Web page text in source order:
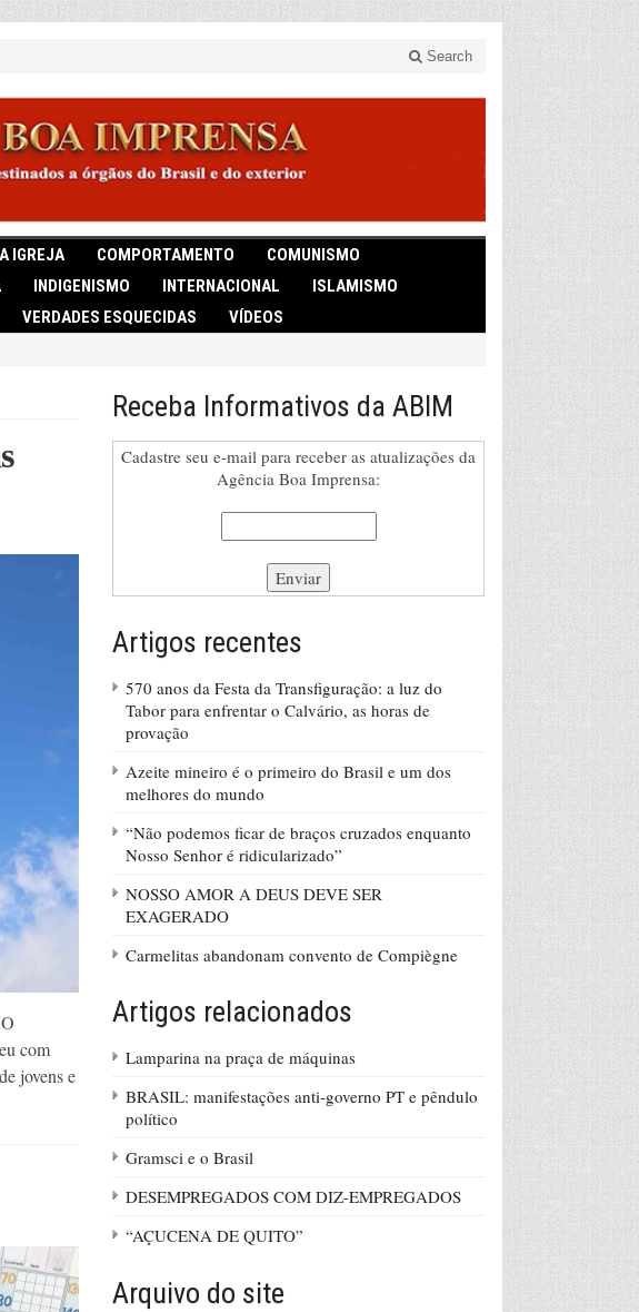
Search
IGREJA COMPORTAMENTO
COMUNISMO
INDIGENISMO INTERNACIONAL
ISLAMISMO
VERDADES ESQUECIDAS VÍDEOS
com
jovens e
Receba Informativos da ABIM
Cadastre seu e-mail para receber as atualizações da
Agência Boa Imprensa:
Artigos recentes
570 anos da Festa da Transfiguração: a luz do
Tabor para enfrentar o Calvário, as horas de
provação
Azeite mineiro é o primeiro do Brasil e um dos
melhores do mundo
“Não podemos ficar de braços cruzados enquanto
Nosso Senhor é ridicularizado”
NOSSO AMOR A DEUS DEVE SER
EXAGERADO
Carmelitas abandonam convento de Compiègne
Artigos relacionados
Lamparina na praça de máquinas
BRASIL: manifestações anti-governo PT e pêndulo
político
Gramsci e o Brasil
DESEMPREGADOS COM DIZ-EMPREGADOS
“AÇUCENA DE QUITO”
Arquivo do site